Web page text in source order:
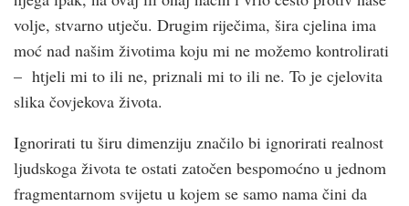
volje, stvarno utječu. Drugim riječima, šira cjelina ima
moć nad našim životima koju mi ne možemo kontrolirati
– htjeli mi to ili ne, priznali mi to ili ne. To je cjelovita
slika čovjekova života.
Ignorirati tu širu dimenziju značilo bi ignorirati realnost
ljudskoga života te ostati zatočen bespomoćno u jednom
fragmentarnom svijetu u kojem se samo nama čini da